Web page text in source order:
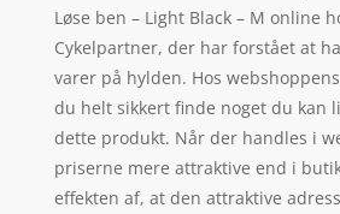
Løse ben – Light Black – M online
Cykelpartner, der har forstået at
varer på hylden. Hos
du helt sikkert finde noget du kan
dette produkt. Når der handles i
priserne mere attraktive end i
effekten af, at den attraktive